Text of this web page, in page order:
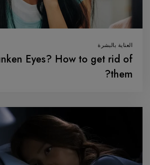
العناية بالبشرة
Eyes? How to get rid of
them?